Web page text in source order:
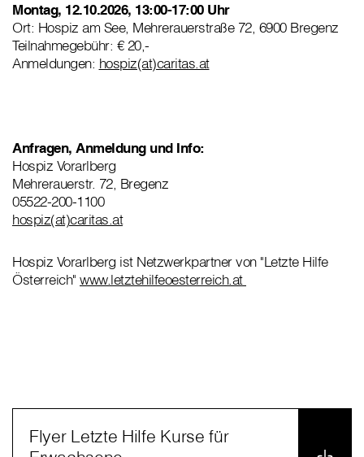
Montag, 12.10.2026, 13:00-17:00 Uhr
Ort: Hospiz am See, Mehrerauerstraße 72, 6900 Bregenz
Teilnahmegebühr: € 20,-
Anmeldungen: hospiz(at)caritas.at
Anfragen, Anmeldung und Info:
Hospiz Vorarlberg
Mehrerauerstr. 72, Bregenz
05522-200-1100
hospiz(at)caritas.at
Hospiz Vorarlberg ist Netzwerkpartner von "Letzte Hilfe
Österreich" www.letztehilfeoesterreich.at
Flyer Letzte Hilfe Kurse für